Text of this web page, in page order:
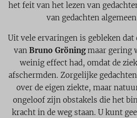
het feit van het lezen van
van gedachten
Uit vele ervaringen is gebleken dat
van Bruno Gröningmaar gering
weinig effect had, omdat de
afschermden. Zorgelijke
over de eigen ziekte, maar
ongeloof zijn obstakels die het
kracht in de weg staan. U kunt